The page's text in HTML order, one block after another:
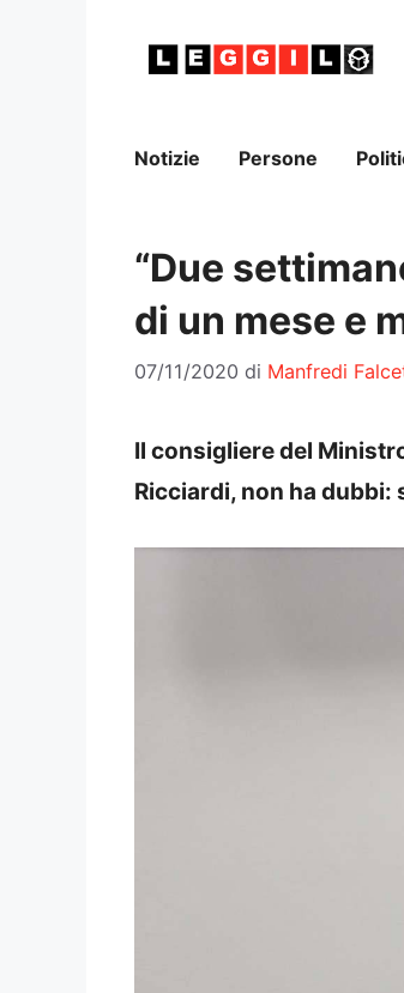
Notizie Persone
“Due
di un mese e
07/11/2020 di Manfredi
Il consigliere del
Ricciardi, non ha